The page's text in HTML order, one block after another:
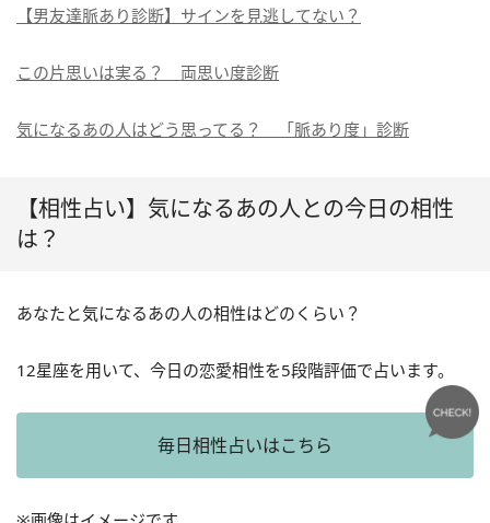
【男友達脈あり診断】サインを見逃してない？
この片思いは実る？ 両思い度診断
気になるあの人はどう思ってる？ 「脈あり度」診断
【相性占い】気になるあの人との今日の相性
は？
あなたと気になるあの人の相性はどのくらい？
12星座を用いて、今日の恋愛相性を5段階評価で占います。
毎日相性占いはこちら